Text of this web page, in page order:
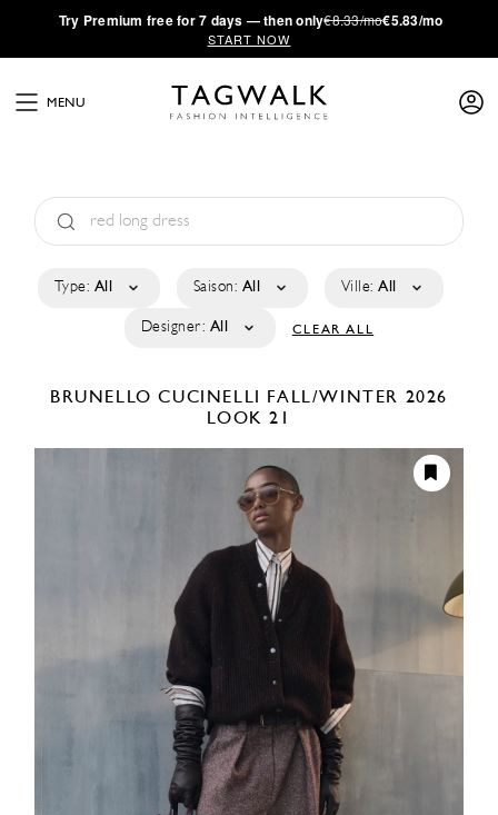
·Try Premium free for 7 days — then only€8.33/mo€5.83/mo
START NOW
MENU
Type: All Saison: All Ville: All
Designer: All CLEAR ALL
BRUNELLO CUCINELLI
FALL/WINTER 2026
LOOK 21